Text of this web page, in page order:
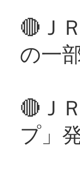
🔴Ｊ
の一
🔴Ｊ
プ」